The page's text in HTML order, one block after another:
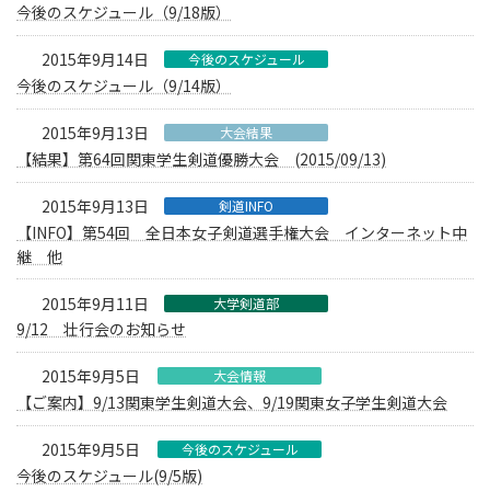
今後のスケジュール（9/18版）
2015年9月14日 今後のスケジュール
今後のスケジュール（9/14版）
2015年9月13日 大会結果
【結果】第64回関東学生剣道優勝大会 (2015/09/13)
2015年9月13日 剣道INFO
【INFO】第54回 全日本女子剣道選手権大会 インターネット中
継 他
2015年9月11日 大学剣道部
9/12 壮行会のお知らせ
2015年9月5日 大会情報
【ご案内】9/13関東学生剣道大会、9/19関東女子学生剣道大会
2015年9月5日 今後のスケジュール
今後のスケジュール(9/5版)